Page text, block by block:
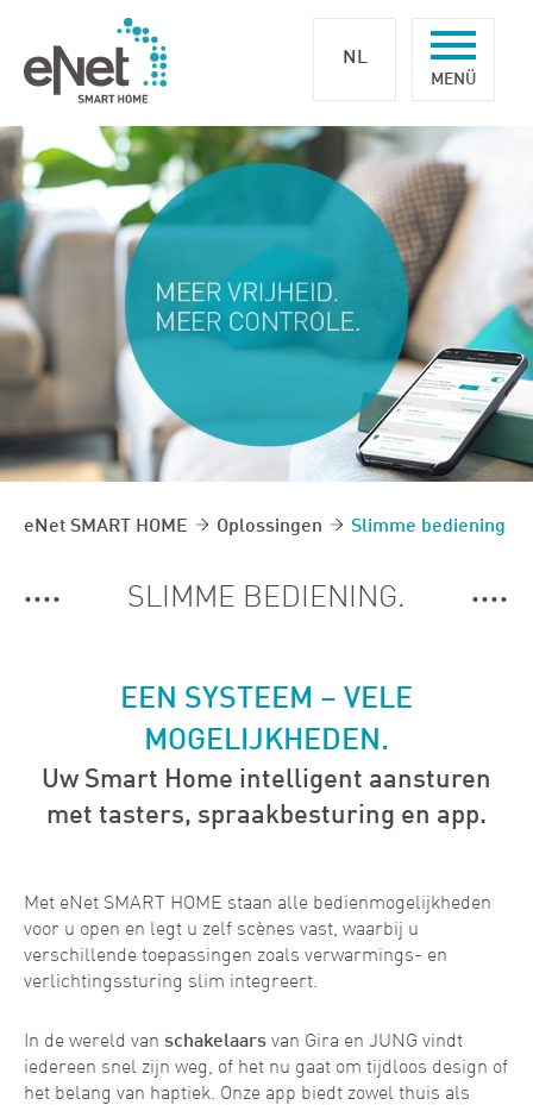
NL
eNet SMART HOME Oplossingen Slimme bediening
SLIMME BEDIENING.
EEN SYSTEEM – VELE
MOGELIJKHEDEN.
Uw Smart Home intelligent aansturen
met tasters, spraakbesturing en app.
Met eNet SMART HOME staan alle bedienmogelijkheden
voor u open en legt u zelf scènes vast, waarbij u
verschillende toepassingen zoals verwarmings- en
verlichtingssturing slim integreert.
In de wereld van schakelaars van Gira en JUNG vindt
iedereen snel zijn weg, of het nu gaat om tijdloos design of
het belang van haptiek. Onze app biedt zowel thuis als